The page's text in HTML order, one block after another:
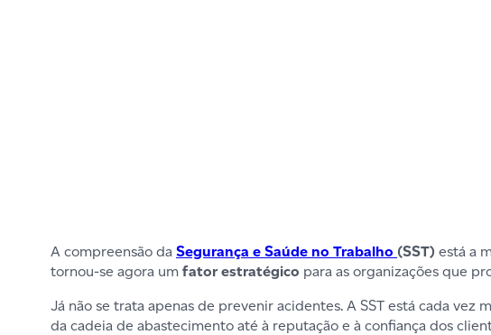
A compreensão da Segurança e Saúde no Trabalho (SST) está a
tornou-se agora um fator estratégico para as organizações que
Já não se trata apenas de prevenir acidentes. A SST está cada vez
da cadeia de abastecimento até à reputação e à confiança dos